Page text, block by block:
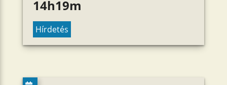
14h19m
Hírdetés